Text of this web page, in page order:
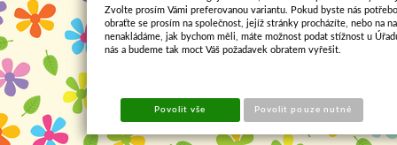
Zvolte prosím Vámi preferovanou variantu. Pokud byste nás
obraťte se prosím na společnost, jejíž stránky procházíte, nebo na
nenakládáme, jak bychom měli, máte možnost podat stížnost u
nás a budeme tak moct Váš požadavek obratem vyřešit.
Povolit vše Povolit pouze nutné